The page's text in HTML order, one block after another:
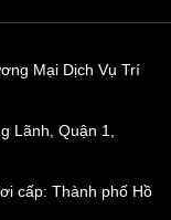
Mại Dịch Vụ Trí
Lãnh, Quận 1,
cấp: Thành phố Hồ